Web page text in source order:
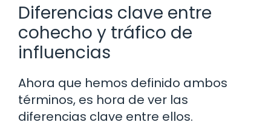
Diferencias clave entre
cohecho y tráfico de
influencias
Ahora que hemos definido ambos
términos, es hora de ver las
diferencias clave entre ellos.